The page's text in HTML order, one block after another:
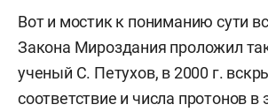
Вот и мостик к пониманию сути
Закона Мироздания проложил
ученый С. Петухов, в 2000 г.
соответствие и числа протонов в